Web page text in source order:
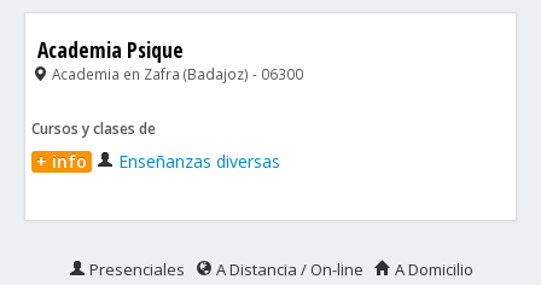
Academia Psique
Academia en Zafra (Badajoz) - 06300
Cursos y clases de
+ info Enseñanzas diversas
Presenciales A Distancia / On-line A Domicilio